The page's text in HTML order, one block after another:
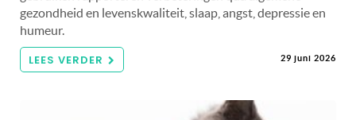
gezondheid en levenskwaliteit, slaap, angst, depressie en
humeur.
LEES VERDER 29 juni 2026